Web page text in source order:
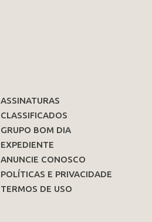
ASSINATURAS
CLASSIFICADOS
GRUPO BOM DIA
EXPEDIENTE
ANUNCIE CONOSCO
POLÍTICAS E PRIVACIDADE
TERMOS DE USO